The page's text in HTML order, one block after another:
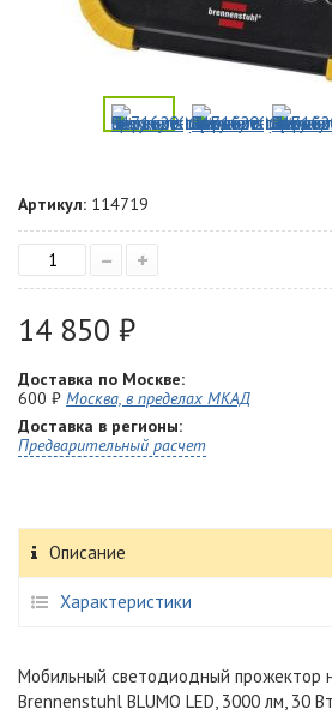
Артикул: 114719
– +
14 850 ₽
Доставка по Москве:
600 ₽ Москва, в пределах МКАД
Доставка в регионы:
Предварительный расчет
Описание
Характеристики
Мобильный светодиодный прожектор
Brennenstuhl BLUMO LED, 3000 лм, 30